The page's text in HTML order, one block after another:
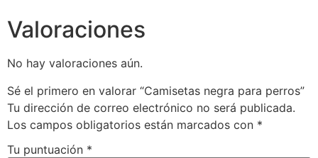
Valoraciones
No hay valoraciones aún.
Sé el primero en valorar “Camisetas negra para perros”
Tu dirección de correo electrónico no será publicada.
Los campos obligatorios están marcados con *
Tu puntuación *